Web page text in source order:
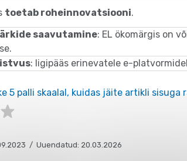
toetab roheinnovatsiooni.
saavutamine: EL ökomärgis on
: ligipääs erinevatele e-
5 palli skaalal, kuidas jäite artikli sisuga
/ Uuendatud: 20.03.2026